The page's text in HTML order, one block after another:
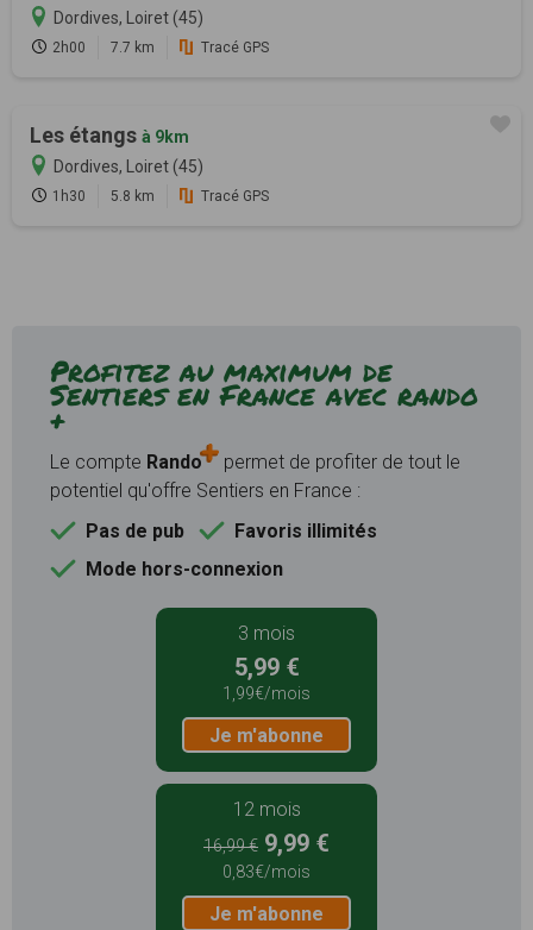
Dordives, Loiret (45)
2h00 7.7 km Tracé GPS
Les étangs à 9km
Dordives, Loiret (45)
1h30 5.8 km Tracé GPS
Profitez au maximum de
Sentiers en France avec rando
+
Le compte Rando
permet de profiter de tout le
potentiel qu'offre Sentiers en France :
Pas de pub
Favoris illimités
Mode hors-connexion
3 mois
5,99 €
1,99€/mois
Je m'abonne
12 mois
16,99 € 9,99 €
0,83€/mois
Je m'abonne